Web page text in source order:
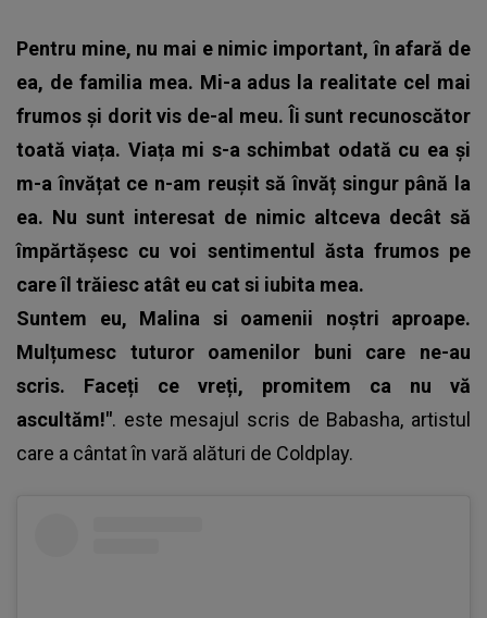
Pentru mine, nu mai e nimic important, în afară de
ea, de familia mea. Mi-a adus la realitate cel mai
frumos și dorit vis de-al meu. Îi sunt recunoscător
toată viața. Viața mi s-a schimbat odată cu ea și
m-a învățat ce n-am reușit să învăț singur până la
ea. Nu sunt interesat de nimic altceva decât să
împărtășesc cu voi sentimentul ăsta frumos pe
care îl trăiesc atât eu cat si iubita mea.
Suntem eu, Malina si oamenii noștri aproape.
Mulțumesc tuturor oamenilor buni care ne-au
scris. Faceți ce vreți, promitem ca nu vă
ascultăm!". este mesajul scris de Babasha, artistul
care a cântat în vară alături de Coldplay.